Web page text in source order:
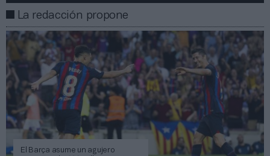
La redacción propone
El Barça asume un agujero